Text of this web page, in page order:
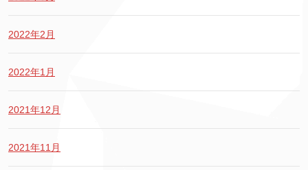
2022年2月
2022年1月
2021年12月
2021年11月